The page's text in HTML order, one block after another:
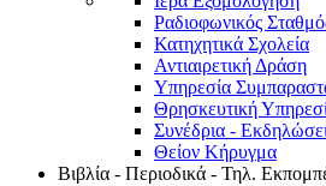
Ραδιοφωνικός
Κατηχητικά Σχολεία
Αντιαιρετική Δράση
Υπηρεσία
Θρησκευτική
Συνέδρια -
Θείον Κήρυγμα
Βιβλία - Περιοδικά - Τηλ.